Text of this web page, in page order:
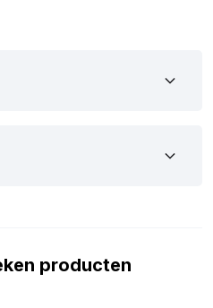
per set van 10 stuks.
gebruiken in je vrachtwagen,
kan de lamp tot 28 volt
producten